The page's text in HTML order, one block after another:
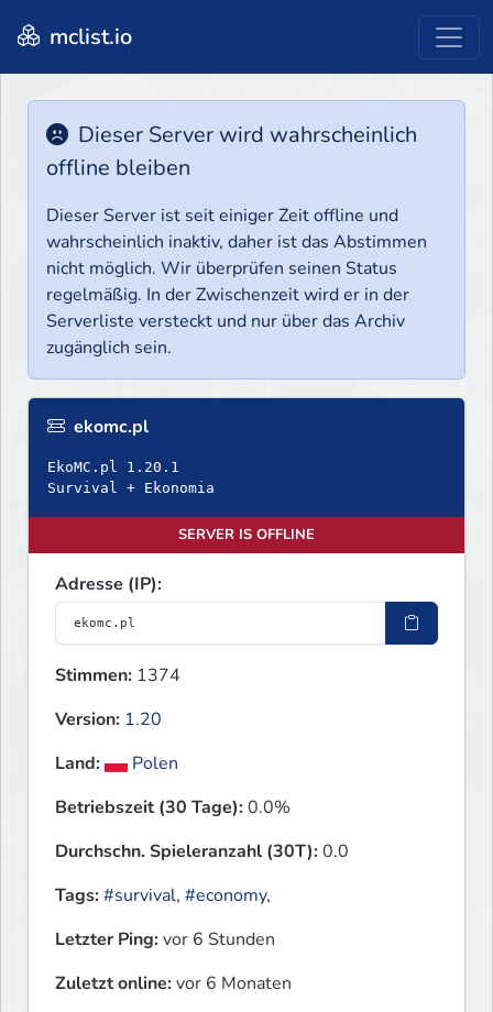
mclist.io
Dieser Server wird wahrscheinlich
offline bleiben
Dieser Server ist seit einiger Zeit offline und
wahrscheinlich inaktiv, daher ist das Abstimmen
nicht möglich. Wir überprüfen seinen Status
regelmäßig. In der Zwischenzeit wird er in der
Serverliste versteckt und nur über das Archiv
zugänglich sein.
ekomc.pl
EkoMC.pl 1.20.1
Survival + Ekonomia
SERVER IS OFFLINE
Adresse (IP):
Stimmen: 1374
Version: 1.20
Land:
Polen
Betriebszeit (30 Tage):0.0%
Durchschn. Spieleranzahl (30T):0.0
Tags:#survival, #economy,
Letzter Ping:vor 6 Stunden
Zuletzt online:vor 6 Monaten